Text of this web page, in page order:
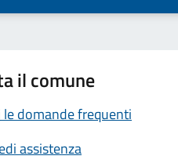
il comune
le domande frequenti
assistenza